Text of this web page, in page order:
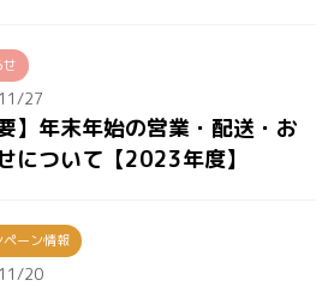
せ
27
】年末年始の営業・配送・お
について【2023年度】
ペーン情報
20